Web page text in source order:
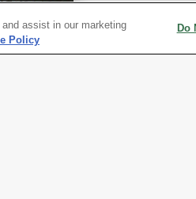
assist in our marketing
Policy
Do